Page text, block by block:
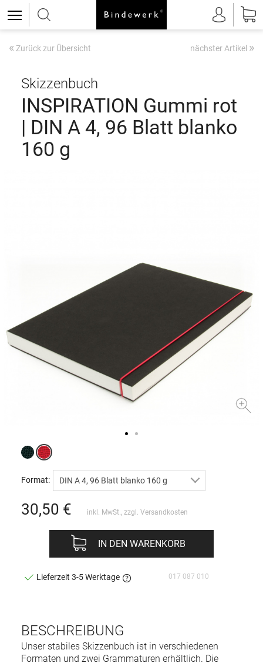
« Zurück zur Übersicht nächster Artikel »
Skizzenbuch
INSPIRATION Gummi rot
| DIN A 4, 96 Blatt blanko
160 g
BESCHREIBUNG
Unser stabiles Skizzenbuch ist in verschiedenen
Formaten und zwei Grammaturen erhältlich. Die
Format: DIN A 4, 96 Blatt blanko 160 g
30,50 € inkl. MwSt., zzgl. Versandkosten
IN DEN WARENKORB
Lieferzeit 3-5 Werktage 017 087 010